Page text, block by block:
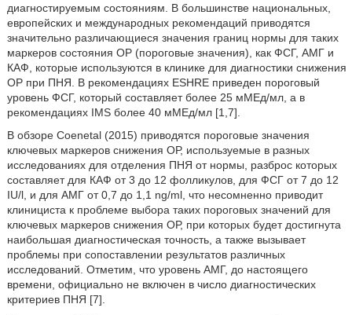
диагностируемым состояниям. В большинстве национальных,
европейских и международных рекомендаций приводятся
значительно различающиеся значения границ нормы для таких
маркеров состояния ОР (пороговые значения), как ФСГ, АМГ и
КАФ, которые используются в клинике для диагностики снижения
ОР при ПНЯ. В рекомендациях ESHRE приведен пороговый
уровень ФСГ, который составляет более 25 мМЕд/мл, а в
рекомендациях IMS более 40 мМЕд/мл [1,7].
В обзоре Coenetal (2015) приводятся пороговые значения
ключевых маркеров снижения ОР, используемые в разных
исследованиях для отделения ПНЯ от нормы, разброс которых
составляет для КАФ от 3 до 12 фолликулов, для ФСГ от 7 до 12
IU/l, и для АМГ от 0,7 до 1,1 ng/ml, что несомненно приводит
клинициста к проблеме выбора таких пороговых значений для
ключевых маркеров снижения ОР, при которых будет достигнута
наибольшая диагностическая точность, а также вызывает
проблемы при сопоставлении результатов различных
исследований. Отметим, что уровень АМГ, до настоящего
времени, официально не включен в число диагностических
критериев ПНЯ [7].